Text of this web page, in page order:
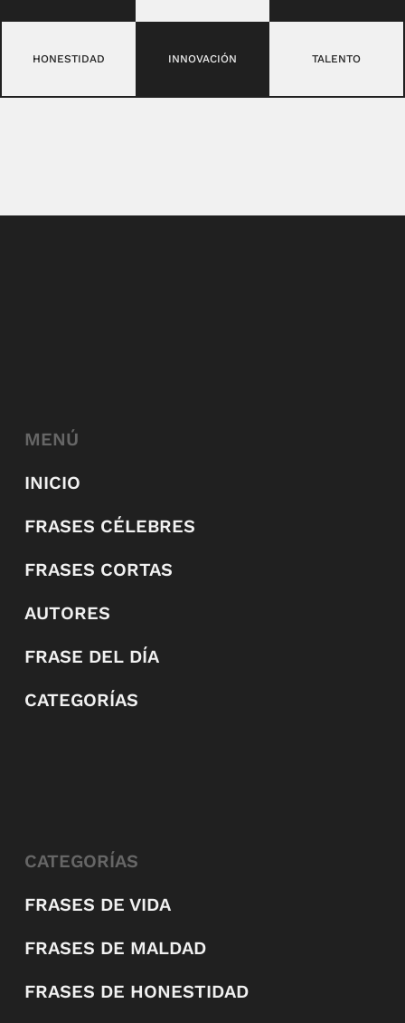
HONESTIDAD INNOVACIÓN TALENTO
MENÚ
INICIO
FRASES CÉLEBRES
FRASES CORTAS
AUTORES
FRASE DEL DÍA
CATEGORÍAS
CATEGORÍAS
FRASES DE VIDA
FRASES DE MALDAD
FRASES DE HONESTIDAD